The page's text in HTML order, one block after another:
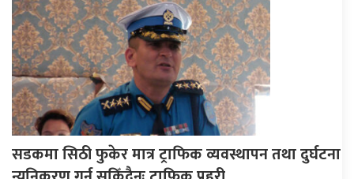
सडकमा सिठी फुकेर मात्र ट्राफिक व्यवस्थापन तथा दुर्घटना